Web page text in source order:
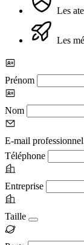
Les
Les
Prénom
Nom
E-mail professionnel
Téléphone
Entreprise
Taille